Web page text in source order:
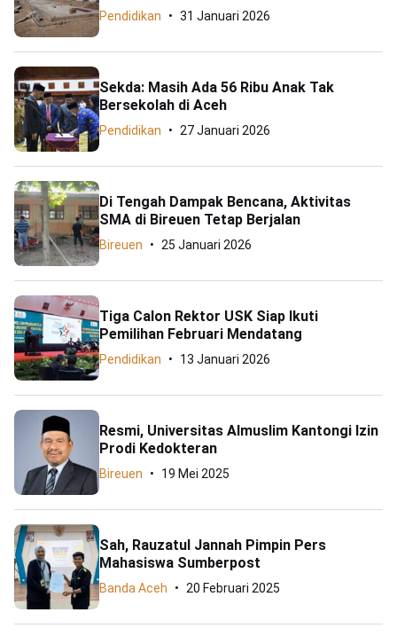
Pendidikan 31 Januari 2026
Sekda: Masih Ada 56 Ribu Anak Tak
Bersekolah di Aceh
Pendidikan 27 Januari 2026
Di Tengah Dampak Bencana, Aktivitas
SMA di Bireuen Tetap Berjalan
Bireuen 25 Januari 2026
Tiga Calon Rektor USK Siap Ikuti
Pemilihan Februari Mendatang
Pendidikan 13 Januari 2026
Resmi, Universitas Almuslim Kantongi Izin
Prodi Kedokteran
Bireuen 19 Mei 2025
Sah, Rauzatul Jannah Pimpin Pers
Mahasiswa Sumberpost
Banda Aceh 20 Februari 2025